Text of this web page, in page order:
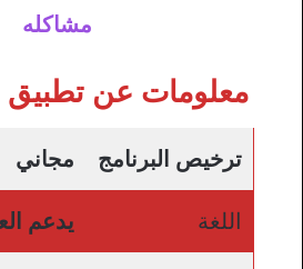
مشاكله
معلومات عن
ترخيص البرنامج مجاني
اللغة يدعم